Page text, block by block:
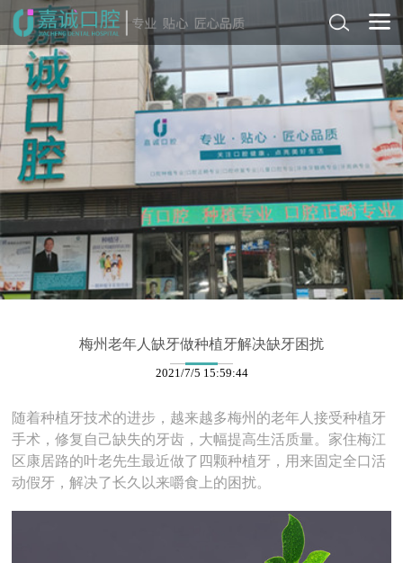
梅州老年人缺牙做种植牙解决缺牙困扰
2021/7/5 15:59:44
随着种植牙技术的进步，越来越多梅州的老年人接受种植牙
手术，修复自己缺失的牙齿，大幅提高生活质量。家住梅江
区康居路的叶老先生最近做了四颗种植牙，用来固定全口活
动假牙，解决了长久以来嚼食上的困扰。